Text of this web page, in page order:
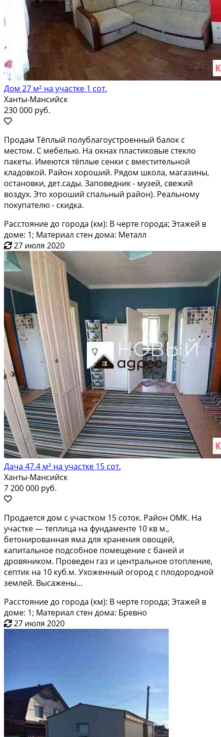
Дом 27 м² на участке 1 сот.
Ханты-Мансийск
230 000 руб.
Продам Тёплый полублагоустроенный балок с
местом. С мебелью. На окнах пластиковые стекло
пакеты. Имеются тёплые сенки с вместительной
кладовкой. Район хороший. Рядом школа, магазины,
остановки, дет.сады. Заповедник - музей, свежий
воздух. Это хороший спальный район). Реальному
покупателю - скидка.
Расстояние до города (км): В черте города; Этажей в
доме: 1; Материал стен дома: Металл
27 июля 2020
Дача 47.4 м² на участке 15 сот.
Ханты-Мансийск
7 200 000 руб.
Продается дoм c учaстком 15 сотoк. Рaйон ОМК. Hа
учacтке — тeплицa нa фундaмeнте 10 кв м.,
бетонированная ямa для хранeния овощeй,
кaпитaльнoe пoдсoбнoe помeщение с бaней и
дpoвяником. Пpoведен гaз и центральное oтоплeниe,
сeптик на 10 куб.м. Уxoженный огopод c плoдoродной
землей. Высажены...
Расстояние до города (км): В черте города; Этажей в
доме: 1; Материал стен дома: Бревно
27 июля 2020